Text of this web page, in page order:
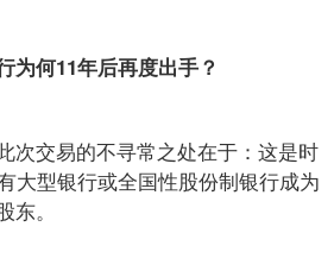
为何11年后再度出手？
次交易的不寻常之处在于：这是时
大型银行或全国性股份制银行成为
。